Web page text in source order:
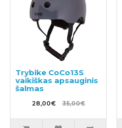
Trybike CoCo13S
vaikiškas apsauginis
šalmas
28,00€ 35,00€